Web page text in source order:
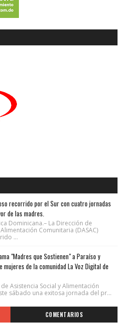
recorrido por el Sur con cuatro jornadas
de las madres.
Dominicana.– La Dirección de
Comunitaria (DASAC)
...
"Madres que Sostienen" a Paraíso y
mujeres de la comunidad La Voz Digital de
Asistencia Social y Alimentación
sábado una exitosa jornada del pr...
COMENTARIOS